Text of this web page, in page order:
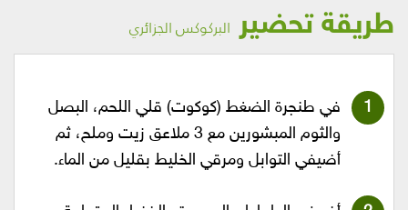
طريقة تحضير البركوكس الجزائري
في طنجرة الضغط (كوكوت) قلي اللحم، البصل
والثوم المبشورين مع 3 ملاعق زيت وملح، ثم
أضيفي التوابل ومرقي الخليط بقليل من الماء.